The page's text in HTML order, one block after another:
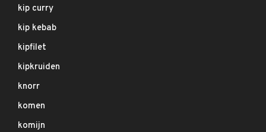
kip curry
kip kebab
kipfilet
kipkruiden
knorr
komen
komijn